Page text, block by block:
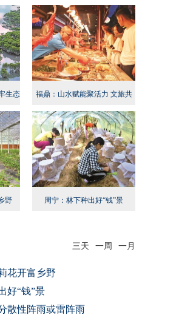
新闻发布会民生专项行动专场召
开
生态
福鼎：山水赋能聚活力 文旅共
兴启新程
野 周宁：林下种出好“钱”景
三天 一周 一月
花开富乡野
好“钱”景
散性阵雨或雷阵雨